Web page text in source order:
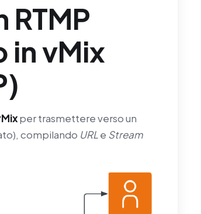
in vMix
per trasmettere verso un
compilando URLe Stream